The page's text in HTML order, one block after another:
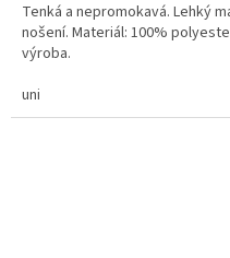
Tenká a nepromokavá. Lehký
nošení. Materiál: 100%
výroba.
uni